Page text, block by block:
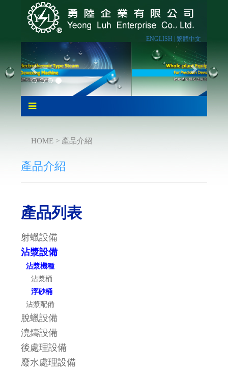
ENGLISH |繁體中文
HOME > 產品介紹
產品介紹
產品列表
射蠟設備
沾漿設備
沾漿機種
沾漿桶
浮砂桶
沾漿配備
脫蠟設備
澆鑄設備
後處理設備
廢水處理設備